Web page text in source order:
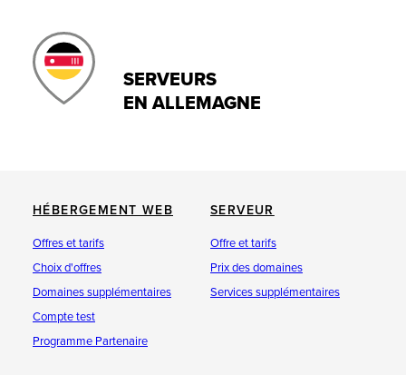
SERVEURS
EN ALLEMAGNE
HÉBERGEMENT WEB
Offres et tarifs
Choix d'offres
Domaines supplémentaires
Compte test
Programme Partenaire
SERVEUR
Offre et tarifs
Prix des domaines
Services supplémentaires